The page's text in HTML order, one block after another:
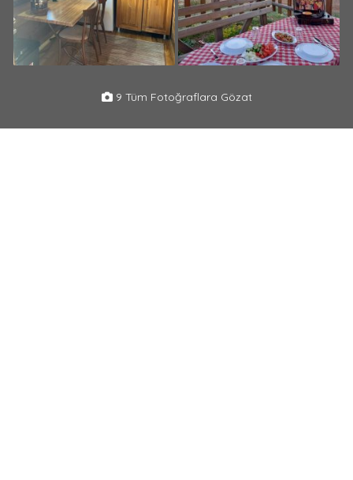
9 Tüm Fotoğraflara Gözat